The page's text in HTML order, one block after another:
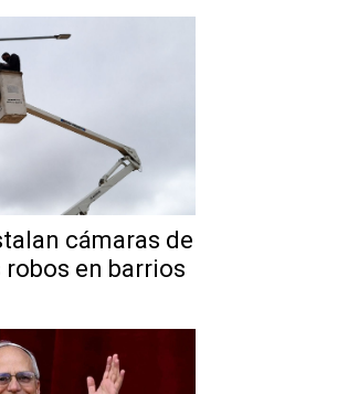
cámaras de
en barrios